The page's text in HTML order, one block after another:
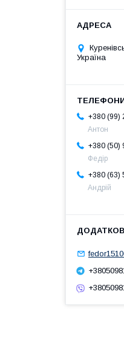
Україна
+380 (99)
Антон
+380 (50)
Федір
+380 (63)
Андрій